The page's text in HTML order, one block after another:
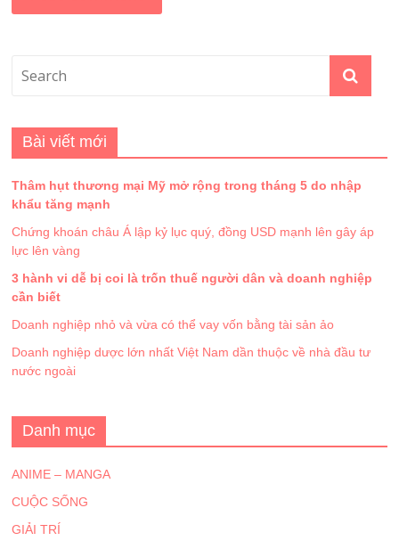
Bài viết mới
Thâm hụt thương mại Mỹ mở rộng trong tháng 5 do nhập
khẩu tăng mạnh
Chứng khoán châu Á lập kỷ lục quý, đồng USD mạnh lên gây áp
lực lên vàng
3 hành vi dễ bị coi là trốn thuế người dân và doanh nghiệp
cần biết
Doanh nghiệp nhỏ và vừa có thể vay vốn bằng tài sản ảo
Doanh nghiệp dược lớn nhất Việt Nam dần thuộc về nhà đầu tư
nước ngoài
Danh mục
ANIME – MANGA
CUỘC SỐNG
GIẢI TRÍ